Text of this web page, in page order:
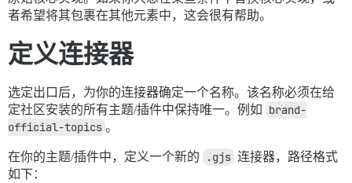
者希望将其包裹在其他元素中，这会很有帮助。
定义连接器
选定出口后，为你的连接器确定一个名称。该名称必须在给
定社区安装的所有主题/插件中保持唯一。例如
brand-
official-topics 。
在你的主题/插件中，定义一个新的 .gjs 连接器，路径格式
如下：